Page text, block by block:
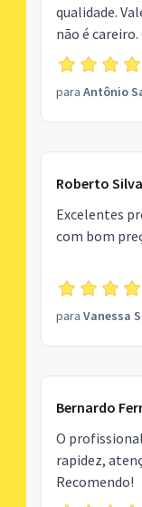
qualidade.
não é
para Antônio
Roberto Silva
Excelentes
com bom
para Vanessa
Bernardo
O
rapidez,
Recomendo!